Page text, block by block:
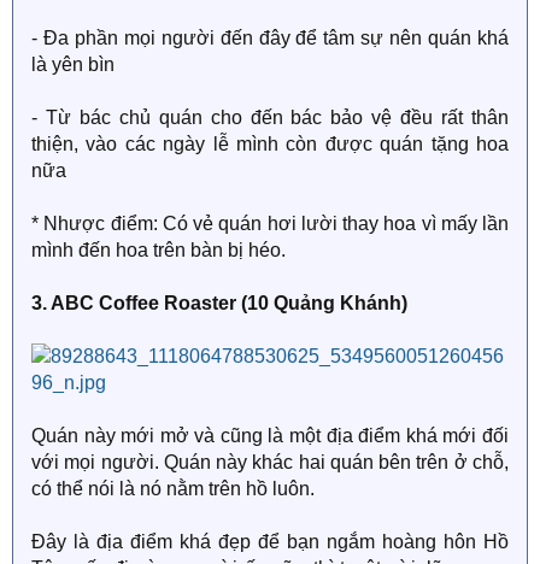
- Đa phần mọi người đến đây để tâm sự nên quán khá
là yên bìn
- Từ bác chủ quán cho đến bác bảo vệ đều rất thân
thiện, vào các ngày lễ mình còn được quán tặng hoa
nữa
* Nhược điểm: Có vẻ quán hơi lười thay hoa vì mấy lần
mình đến hoa trên bàn bị héo.
3. ABC Coffee Roaster (10 Quảng Khánh)
Quán này mới mở và cũng là một địa điểm khá mới đối
với mọi người. Quán này khác hai quán bên trên ở chỗ,
có thể nói là nó nằm trên hồ luôn.
Đây là địa điểm khá đẹp để bạn ngắm hoàng hôn Hồ